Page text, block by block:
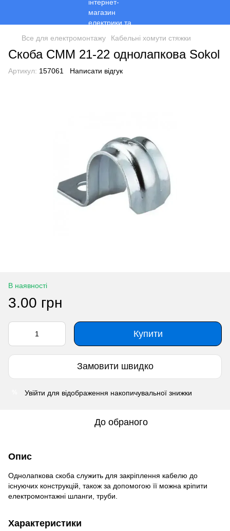
Все для електромонтажу Кабельні хомути стяжки
Скоба СММ 21-22 однолапкова Sokol
Артикул: 157061 Написати відгук
В наявності
3.00 грн
Купити
Замовити швидко
Увійти для відображення накопичувальної знижки
До обраного
Опис
Однолапкова скоба служить для закріплення кабелю до
існуючих конструкцій, також за допомогою її можна кріпити
електромонтажні шланги, труби.
Характеристики